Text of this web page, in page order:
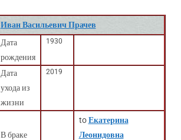
Иван Васильевич Прачев
Дата
рождения
1930
Дата
ухода из
жизни
2019
В браке
toЕкатерина
Леонидовна